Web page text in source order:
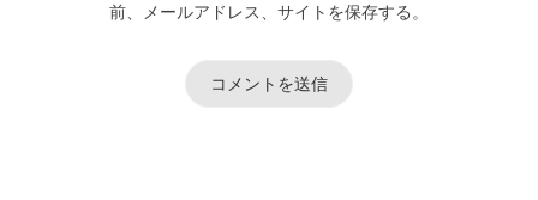
前、メールアドレス、サイトを保存する。